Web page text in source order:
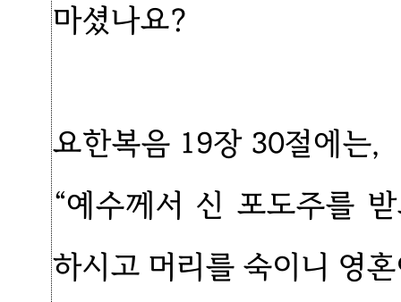
마셨나요?
요한복음 19장 30절에는,
“예수께서 신 포도주를
하시고 머리를 숙이니 영